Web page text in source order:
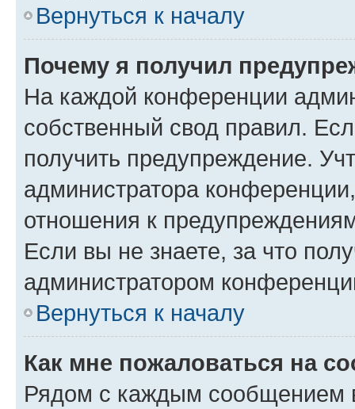
Вернуться к началу
Почему я получил
На каждой конференции
собственный свод правил.
получить предупреждение.
администратора
отношения к
Если вы не знаете, за что
администратором
Вернуться к началу
Как мне пожаловаться на
Рядом с каждым сообщением